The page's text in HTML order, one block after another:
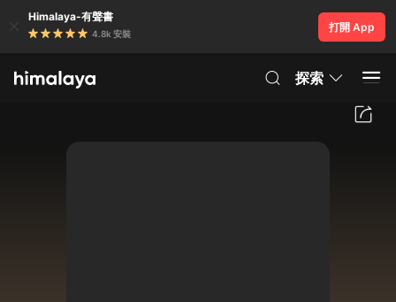
Himalaya-有聲書
4.8k 安裝
打開 App
探索